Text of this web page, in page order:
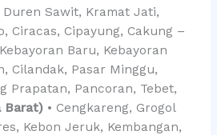
Sawit, Kramat Jati,
Ciracas, Cipayung, Cakung –
Baru, Kebayoran
Cilandak, Pasar Minggu,
Prapatan, Pancoran, Tebet,
Barat)• Cengkareng, Grogol
Kebon Jeruk, Kembangan,